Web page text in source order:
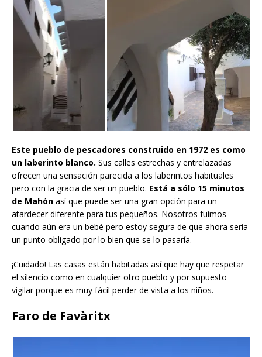
Este pueblo de pescadores construido en 1972 es como
un laberinto blanco. Sus calles estrechas y entrelazadas
ofrecen una sensación parecida a los laberintos habituales
pero con la gracia de ser un pueblo. Está a sólo 15 minutos
de Mahón así que puede ser una gran opción para un
atardecer diferente para tus pequeños. Nosotros fuimos
cuando aún era un bebé pero estoy segura de que ahora sería
un punto obligado por lo bien que se lo pasaría.
¡Cuidado! Las casas están habitadas así que hay que respetar
el silencio como en cualquier otro pueblo y por supuesto
vigilar porque es muy fácil perder de vista a los niños.
Faro de Favàritx